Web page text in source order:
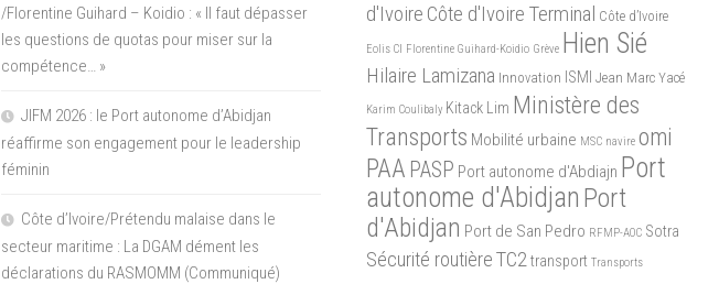
/Florentine Guihard – Koidio : « Il faut dépasser
les questions de quotas pour miser sur la
compétence… »
JIFM 2026 : le Port autonome d’Abidjan
réaffirme son engagement pour le leadership
féminin
Côte d’Ivoire/Prétendu malaise dans le
secteur maritime : La DGAM dément les
déclarations du RASMOMM (Communiqué)
d'Ivoire Côte d'Ivoire Terminal Côte d’Ivoire
Eolis CI Florentine Guihard-Koidio Grève Hien Sié
Hilaire Lamizana Innovation ISMI Jean Marc Yacé
Karim Coulibaly Kitack Lim Ministère des
Transports Mobilité urbaine MSC navire omi
PAA PASP Port autonome d'Abdiajn Port
autonome d'Abidjan Port
d'Abidjan Port de San Pedro RFMP-AOC Sotra
Sécurité routièreTC2 transport Transports